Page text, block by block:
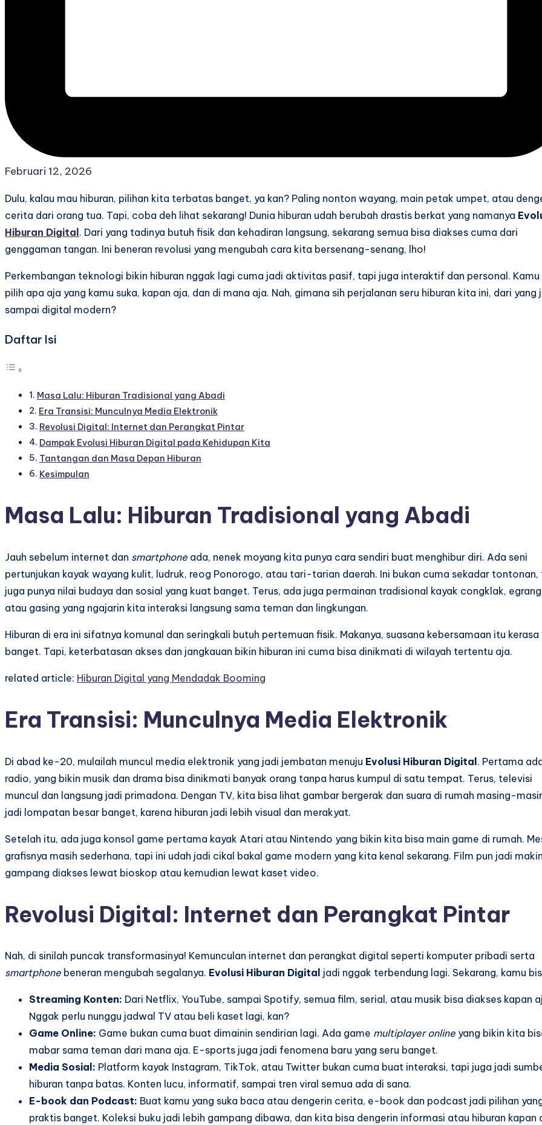
Februari 12, 2026
Dulu, kalau mau hiburan, pilihan kita terbatas banget, ya kan? Paling nonton wayang, main petak umpet, atau
cerita dari orang tua. Tapi, coba deh lihat sekarang! Dunia hiburan udah berubah drastis berkat yang namanya
Hiburan Digital. Dari yang tadinya butuh fisik dan kehadiran langsung, sekarang semua bisa diakses cuma dari
genggaman tangan. Ini beneran revolusi yang mengubah cara kita bersenang-senang, lho!
Perkembangan teknologi bikin hiburan nggak lagi cuma jadi aktivitas pasif, tapi juga interaktif dan personal. Kamu
pilih apa aja yang kamu suka, kapan aja, dan di mana aja. Nah, gimana sih perjalanan seru hiburan kita ini, dari yang
sampai digital modern?
Daftar Isi
Masa Lalu: Hiburan Tradisional yang Abadi
Era Transisi: Munculnya Media Elektronik
Revolusi Digital: Internet dan Perangkat Pintar
Dampak Evolusi Hiburan Digital pada Kehidupan Kita
Tantangan dan Masa Depan Hiburan
Kesimpulan
Masa Lalu: Hiburan Tradisional yang Abadi
Jauh sebelum internet dan smartphone ada, nenek moyang kita punya cara sendiri buat menghibur diri. Ada seni
pertunjukan kayak wayang kulit, ludruk, reog Ponorogo, atau tari-tarian daerah. Ini bukan cuma sekadar tontonan,
juga punya nilai budaya dan sosial yang kuat banget. Terus, ada juga permainan tradisional kayak congklak,
atau gasing yang ngajarin kita interaksi langsung sama teman dan lingkungan.
Hiburan di era ini sifatnya komunal dan seringkali butuh pertemuan fisik. Makanya, suasana kebersamaan itu kerasa
banget. Tapi, keterbatasan akses dan jangkauan bikin hiburan ini cuma bisa dinikmati di wilayah tertentu aja.
related article: Hiburan Digital yang Mendadak Booming
Era Transisi: Munculnya Media Elektronik
Di abad ke-20, mulailah muncul media elektronik yang jadi jembatan menuju Evolusi Hiburan Digital. Pertama
radio, yang bikin musik dan drama bisa dinikmati banyak orang tanpa harus kumpul di satu tempat. Terus, televisi
muncul dan langsung jadi primadona. Dengan TV, kita bisa lihat gambar bergerak dan suara di rumah masing-
jadi lompatan besar banget, karena hiburan jadi lebih visual dan merakyat.
Setelah itu, ada juga konsol game pertama kayak Atari atau Nintendo yang bikin kita bisa main game di rumah.
grafisnya masih sederhana, tapi ini udah jadi cikal bakal game modern yang kita kenal sekarang. Film pun jadi
gampang diakses lewat bioskop atau kemudian lewat kaset video.
Revolusi Digital: Internet dan Perangkat Pintar
Nah, di sinilah puncak transformasinya! Kemunculan internet dan perangkat digital seperti komputer pribadi serta
smartphone beneran mengubah segalanya. Evolusi Hiburan Digital jadi nggak terbendung lagi. Sekarang, kamu
Streaming Konten: Dari Netflix, YouTube, sampai Spotify, semua film, serial, atau musik bisa diakses kapan
Nggak perlu nunggu jadwal TV atau beli kaset lagi, kan?
Game Online: Game bukan cuma buat dimainin sendirian lagi. Ada game multiplayer online yang bikin kita
mabar sama teman dari mana aja. E-sports juga jadi fenomena baru yang seru banget.
Media Sosial: Platform kayak Instagram, TikTok, atau Twitter bukan cuma buat interaksi, tapi juga jadi
hiburan tanpa batas. Konten lucu, informatif, sampai tren viral semua ada di sana.
E-book dan Podcast: Buat kamu yang suka baca atau dengerin cerita, e-book dan podcast jadi pilihan
praktis banget. Koleksi buku jadi lebih gampang dibawa, dan kita bisa dengerin informasi atau hiburan kapan